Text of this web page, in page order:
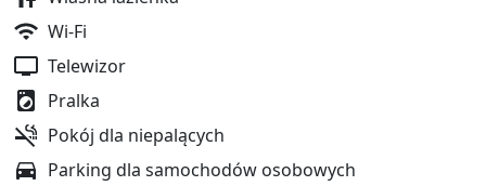
Wi-Fi
Telewizor
Pralka
Pokój dla niepalących
Parking dla samochodów osobowych